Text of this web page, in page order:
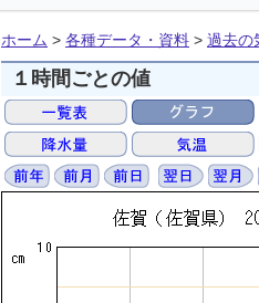
ホーム > 各種データ・資料 > 過去の
１時間ごとの値